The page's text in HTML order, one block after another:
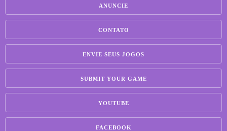
ANUNCIE
CONTATO
ENVIE SEUS JOGOS
SUBMIT YOUR GAME
YOUTUBE
FACEBOOK